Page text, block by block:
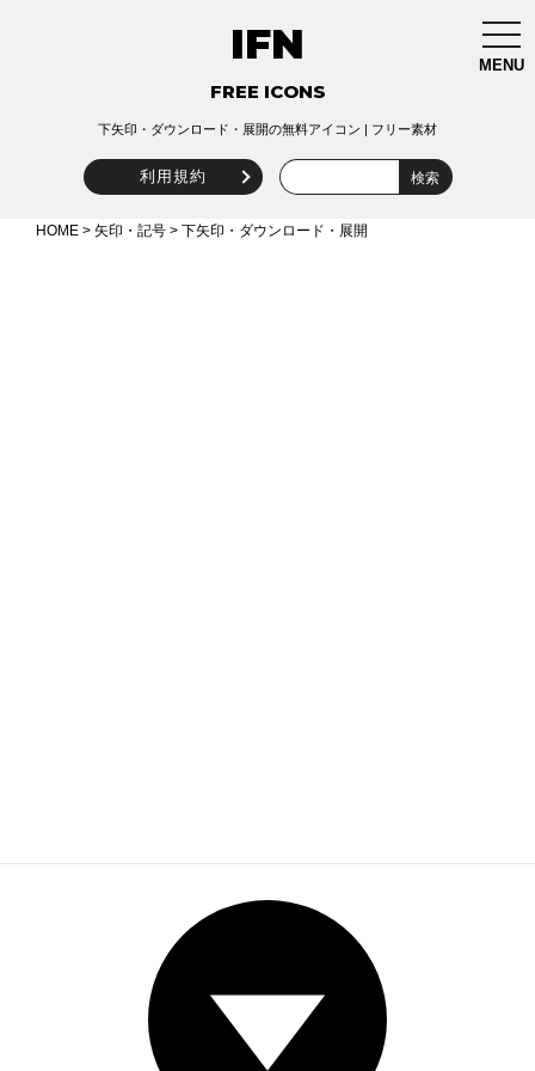
MENU
IFN
FREE ICONS
下矢印・ダウンロード・展開の無料アイコン | フリー素材
利用規約
HOME > 矢印・記号 > 下矢印・ダウンロード・展開